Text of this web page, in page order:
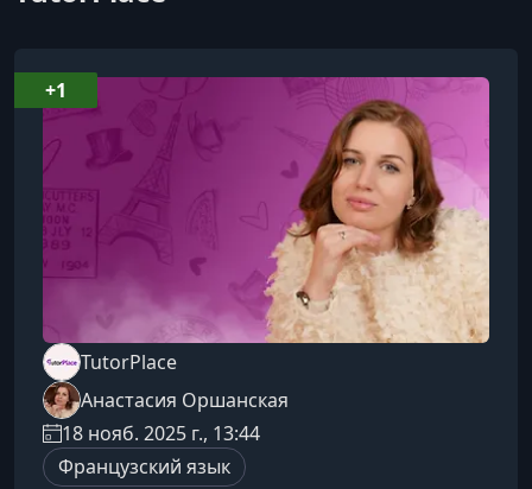
TutorPlace
Анастасия Оршанская
18 нояб. 2025 г., 13:44
Французский язык
+1